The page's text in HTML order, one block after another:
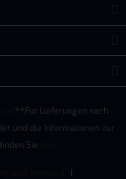
**Für Lieferungen nach
und die Informationen zur
Sie